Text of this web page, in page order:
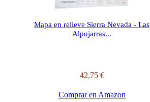
Mapa en relieve Sierra Nevada - Las
Alpujarras...
42,75 €
Comprar en Amazon